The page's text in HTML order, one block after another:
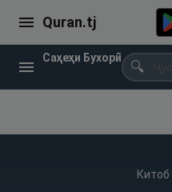
Quran.tj
Саҳеҳи Бухорӣ
🔍
Китоб